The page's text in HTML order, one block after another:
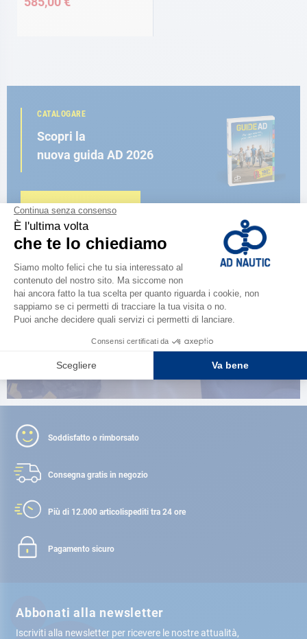
CATALOGARE
Scopri la
nuova guida AD 2026
SFOGLIA IL CATALOGO
VICINO A TE
150 negozi nel mondo,
la forza di una rete
TROVA UN NEGOZIO
Soddisfatto o rimborsato
Consegna gratis in negozio
Più di 12.000 articolispediti tra 24 ore
Pagamento sicuro
Abbonati alla newsletter
Iscriviti alla newsletter per ricevere le nostre attualità,